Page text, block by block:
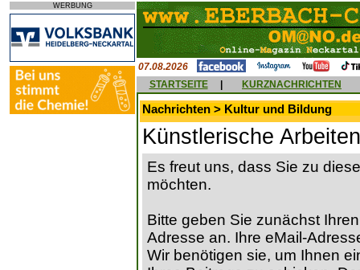
WERBUNG
07.08.2026
STARTSEITE
KURZNACHRICHTEN
Nachrichten > Kultur und Bildung
Künstlerische
Es freut uns, dass Sie zu
möchten.
Bitte geben Sie zunächst
Adresse an. Ihre eMail-
Wir benötigen sie, um Ihnen